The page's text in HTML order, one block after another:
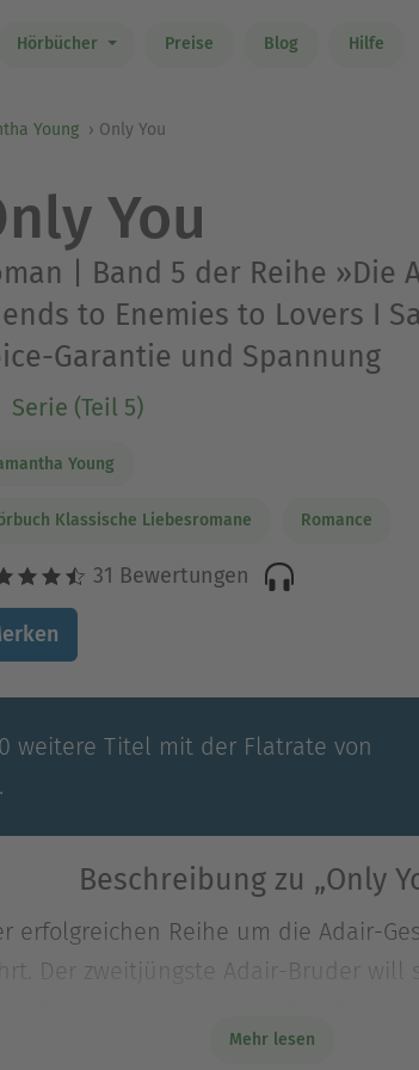
Hörbücher Preise Blog Hilfe
Young Only You
You
| Band 5 der Reihe »Die
to Enemies to Lovers I
Garantie und Spannung
Serie (Teil 5)
Young
Klassische Liebesromane Romance
31 Bewertungen
weitere Titel mit der Flatrate von
Beschreibung zu „Only
erfolgreichen Reihe um die Adair-
Der zweitjüngste Adair-Bruder will
Der zweitjüngste Adair-Bruder will
Mehr lesen